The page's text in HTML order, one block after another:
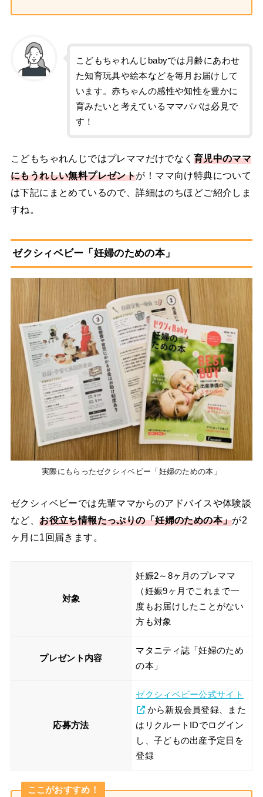
こどもちゃれんじbabyでは月齢にあわせ
た知育玩具や絵本などを毎月お届けして
います。赤ちゃんの感性や知性を豊かに
育みたいと考えているママパパは必見で
す！
こどもちゃれんじではプレママだけでなく 育児中のママ
にもうれしい無料プレゼントが！ママ向け特典について
は下記にまとめているので、詳細はのちほどご紹介しま
すね。
ゼクシィベビー「妊婦のための本」
実際にもらったゼクシィベビー「妊婦のための本」
ゼクシィベビーでは先輩ママからのアドバイスや体験談
など、お役立ち情報たっぷりの「妊婦のための本」が2
ヶ月に1回届きます。
対象
妊娠2～8ヶ月のプレママ
（妊娠9ヶ月でこれまで一
度もお届けしたことがない
方も対象
プレゼント内容
マタニティ誌「妊婦のため
の本」
応募方法
ゼクシィベビー公式サイト
から新規会員登録、また
はリクルートIDでログイン
し、子どもの出産予定日を
登録
ここがおすすめ！